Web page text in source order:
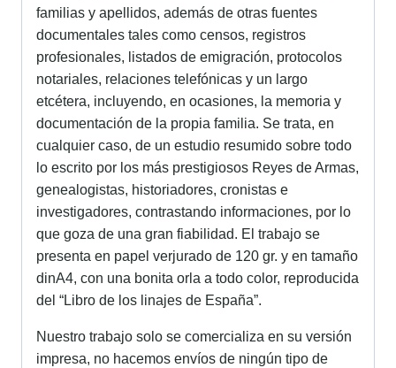
familias y apellidos, además de otras fuentes
documentales tales como censos, registros
profesionales, listados de emigración, protocolos
notariales, relaciones telefónicas y un largo
etcétera, incluyendo, en ocasiones, la memoria y
documentación de la propia familia. Se trata, en
cualquier caso, de un estudio resumido sobre todo
lo escrito por los más prestigiosos Reyes de Armas,
genealogistas, historiadores, cronistas e
investigadores, contrastando informaciones, por lo
que goza de una gran fiabilidad. El trabajo se
presenta en papel verjurado de 120 gr. y en tamaño
dinA4, con una bonita orla a todo color, reproducida
del “Libro de los linajes de España”.
Nuestro trabajo solo se comercializa en su versión
impresa, no hacemos envíos de ningún tipo de